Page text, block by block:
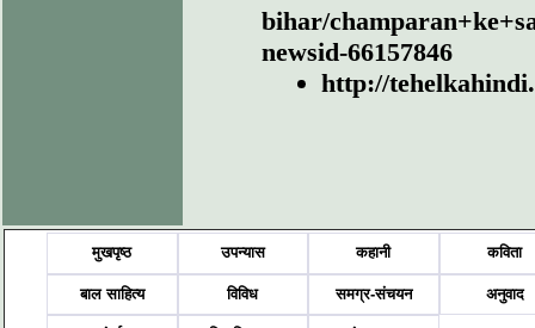
bihar/
newsid-66157846
http://
मुखपृष्ठ उपन्यास कहानी कविता
बाल साहित्य विविध समग्र-संचयन अनुवाद